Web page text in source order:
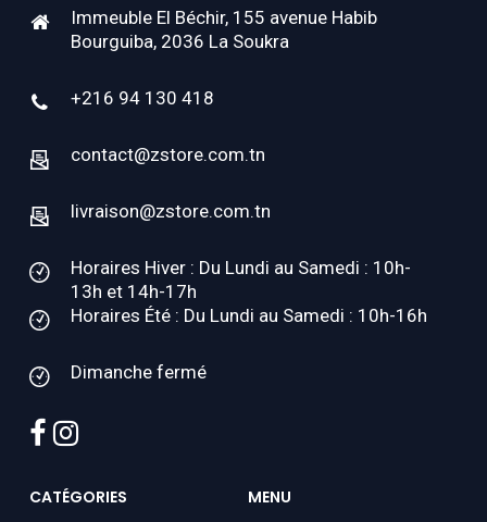
Immeuble El Béchir, 155 avenue Habib
Bourguiba, 2036 La Soukra
+216 94 130 418
contact@zstore.com.tn
livraison@zstore.com.tn
Horaires Hiver : Du Lundi au Samedi : 10h-
13h et 14h-17h
Horaires Été : Du Lundi au Samedi : 10h-16h
Dimanche fermé
facebook
instagram
CATÉGORIES MENU